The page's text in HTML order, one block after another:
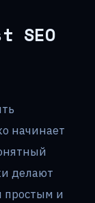
SEO
начинает
делают
простым и